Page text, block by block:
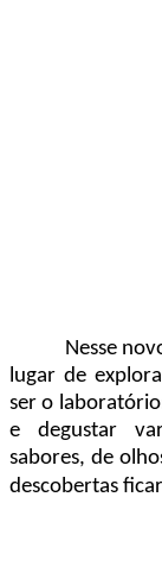
Nesse
lugar de
ser o
e degustar
sabores, de
descobertas